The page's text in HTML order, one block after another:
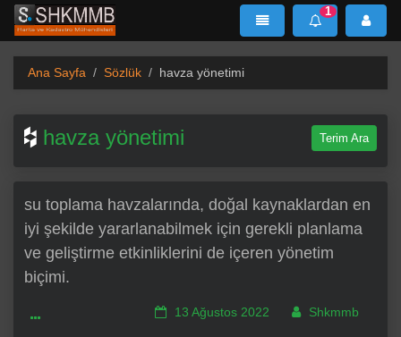
SHKMMB MenÜ Mesaj
1
Ana Sayfa Sözlük havza yönetimi
havza yönetimi Terim Ara
su toplama havzalarında, doğal kaynaklardan en
iyi şekilde yararlanabilmek için gerekli planlama
ve geliştirme etkinliklerini de içeren yönetim
biçimi.
13 Ağustos 2022 Shkmmb